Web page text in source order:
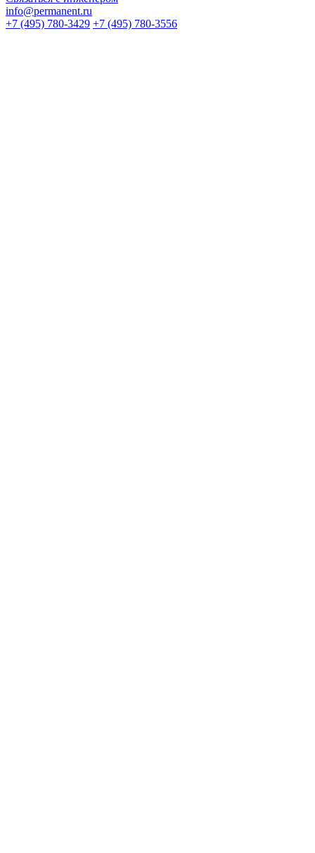
info@permanent.ru
+7 (495) 780-3429 +7 (495) 780-3556